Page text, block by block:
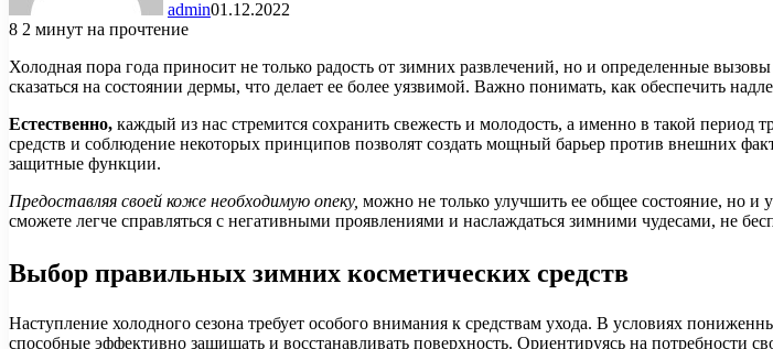
admin01.12.2022
8 2 минут на прочтение
Холодная пора года приносит не только радость от зимних развлечений, но и определенные
сказаться на состоянии дермы, что делает ее более уязвимой. Важно понимать, как обеспечить
Естественно, каждый из нас стремится сохранить свежесть и молодость, а именно в такой
средств и соблюдение некоторых принципов позволят создать мощный барьер против внешних
защитные функции.
Предоставляя своей коже необходимую опеку, можно не только улучшить ее общее состояние, но и
сможете легче справляться с негативными проявлениями и наслаждаться зимними чудесами, не
Выбор правильных зимних косметических средств
Наступление холодного сезона требует особого внимания к средствам ухода. В условиях
способные эффективно защищать и восстанавливать поверхность. Ориентируясь на потребности